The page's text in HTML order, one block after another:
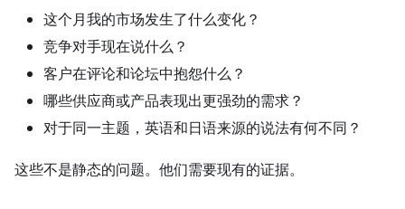
这个月我的市场发生了什么变化？
竞争对手现在说什么？
客户在评论和论坛中抱怨什么？
哪些供应商或产品表现出更强劲的需求？
对于同一主题，英语和日语来源的说法有何不同？
这些不是静态的问题。他们需要现有的证据。